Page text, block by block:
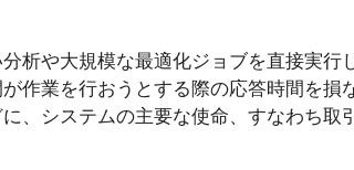
析や大規模な最適化ジョブを直接実行
作業を行おうとする際の応答時間を損
、システムの主要な使命、すなわち取